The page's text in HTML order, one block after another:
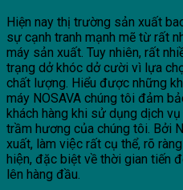
Hiện nay thị trường sản xuất
sự cạnh tranh mạnh mẽ từ rất
máy sản xuất. Tuy nhiên, rất
trạng dở khóc dở cười vì lựa
chất lượng. Hiểu được những
máy NOSAVA chúng tôi đảm
khách hàng khi sử dụng dịch
trầm hương của chúng tôi. Bởi
xuất, làm việc rất cụ thể, rõ
hiện, đặc biệt về thời gian tiến
lên hàng đầu.